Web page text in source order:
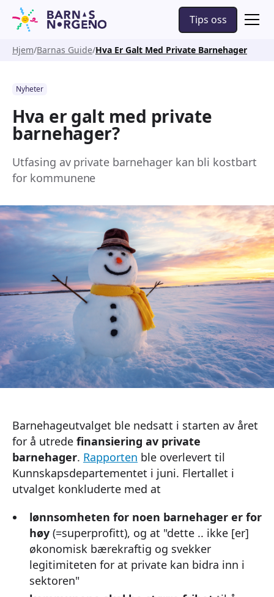
Tips oss
Hjem Barnas Guide Hva Er Galt Med Private Barnehager
Nyheter
Hva er galt med private
barnehager?
Utfasing av private barnehager kan bli kostbart
for kommunene
Barnehageutvalget ble nedsatt i starten av året
for å utrede finansiering av private
barnehager. Rapporten ble overlevert til
Kunnskapsdepartementet i juni. Flertallet i
utvalget konkluderte med at
lønnsomheten for noen barnehager er for
høy (=superprofitt), og at "dette .. ikke [er]
økonomisk bærekraftig og svekker
legitimiteten for at private kan bidra inn i
sektoren"